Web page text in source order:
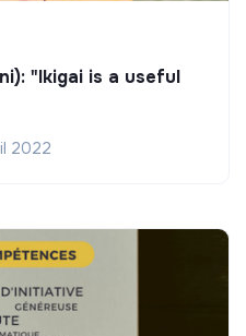
"Ikigai is a useful
2022